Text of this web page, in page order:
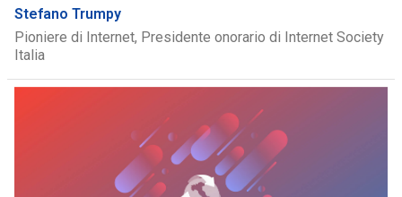
Stefano Trumpy
Pioniere di Internet, Presidente onorario di Internet Society
Italia